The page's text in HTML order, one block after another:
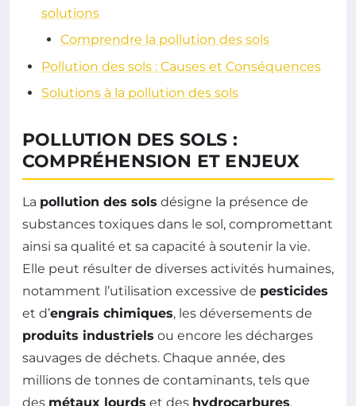
solutions
Comprendre la pollution des sols
Pollution des sols : Causes et Conséquences
Solutions à la pollution des sols
POLLUTION DES SOLS :
COMPRÉHENSION ET ENJEUX
La pollution des sols désigne la présence de
substances toxiques dans le sol, compromettant
ainsi sa qualité et sa capacité à soutenir la vie.
Elle peut résulter de diverses activités humaines,
notamment l’utilisation excessive de pesticides
et d’engrais chimiques, les déversements de
produits industriels ou encore les décharges
sauvages de déchets. Chaque année, des
millions de tonnes de contaminants, tels que
des métaux lourds et des hydrocarbures,